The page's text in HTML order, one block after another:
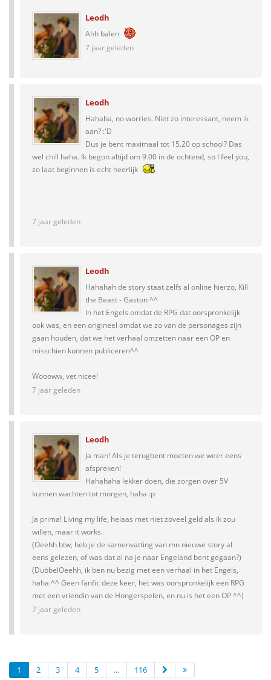
Leodh
Ahh balen
7 jaar geleden
Leodh
Hahaha, no worries. Niet zo interessant, neem ik
aan? :'D
Dus je bent maximaal tot 15.20 op school? Das
wel chill haha. Ik begon altijd om 9.00 in de ochtend, so I feel you,
zo laat beginnen is echt heerlijk
7 jaar geleden
Leodh
Hahahah de story staat zelfs al online hierzo, Kill
the Beast - Gaston ^^
In het Engels omdat de RPG dat oorspronkelijk
ook was, en een origineel omdat we zo van de personages zijn
gaan houden, dat we het verhaal omzetten naar een OP en
misschien kunnen publiceren^^
Woooww, vet nicee!
7 jaar geleden
Leodh
Ja man! Als je terugbent moeten we weer eens
afspreken!
Hahahaha lekker doen, die zorgen over 5V
kunnen wachten tot morgen, haha :p
Ja prima! Living my life, helaas met niet zoveel geld als ik zou
willen, maar it works.
(Oeehh btw, heb je de samenvatting van mn nieuwe story al
eens gelezen, of was dat al na je naar Engeland bent gegaan?)
(DubbelOeehh, ik ben nu bezig met een verhaal in het Engels,
haha ^^ Geen fanfic deze keer, het was oorspronkelijk een RPG
met een vriendin van de Hongerspelen, en nu is het een OP ^^)
7 jaar geleden
1 2 3 4 5 ... 116